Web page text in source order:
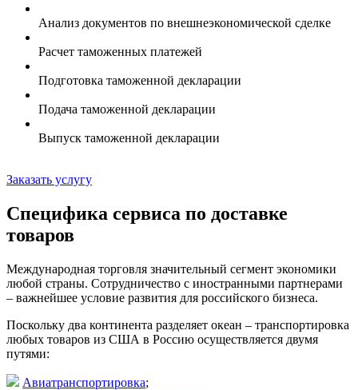
Анализ документов по внешнеэкономической сделке
Расчет таможенных платежей
Подготовка таможенной декларации
Подача таможенной декларации
Выпуск таможенной декларации
Заказать услугу
Специфика сервиса по доставке
товаров
Международная торговля значительный сегмент экономики
любой страны. Сотрудничество с иностранными партнерами
– важнейшее условие развития для российского бизнеса.
Поскольку два континента разделяет океан – транспортировка
любых товаров из США в Россию осуществляется двумя
путями:
Авиатранспортировка;